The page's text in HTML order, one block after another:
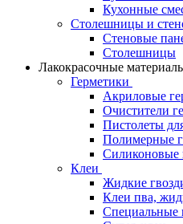
Кухонные
Столешницы и
Стеновые
Столешницы
Лакокрасочные
Герметики
Акриловые
Очистители
Пистолеты
Полимерные
Силиконовые
Клеи
Жидкие
Клеи пва,
Специальные